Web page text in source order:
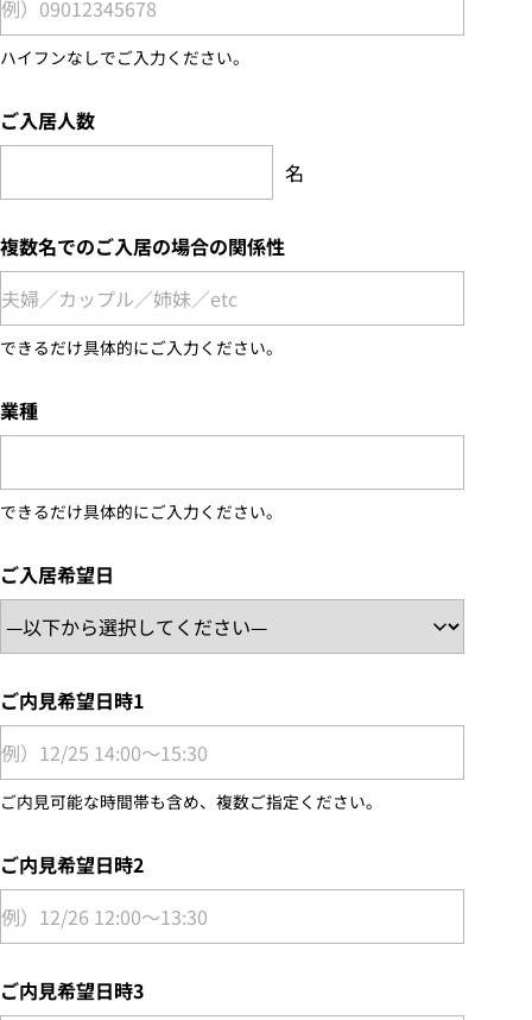
ハイフンなしでご入力ください。
ご入居人数
名
複数名でのご入居の場合の関係性
できるだけ具体的にご入力ください。
業種
できるだけ具体的にご入力ください。
ご入居希望日
ご内見希望日時1
ご内見可能な時間帯も含め、複数ご指定ください。
ご内見希望日時2
ご内見希望日時3